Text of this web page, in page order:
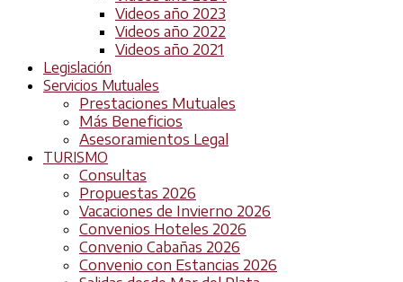
Videos año 2023
Videos año 2022
Videos año 2021
Legislación
Servicios Mutuales
Prestaciones Mutuales
Más Beneficios
Asesoramientos Legal
TURISMO
Consultas
Propuestas 2026
Vacaciones de Invierno 2026
Convenios Hoteles 2026
Convenio Cabañas 2026
Convenio con Estancias 2026